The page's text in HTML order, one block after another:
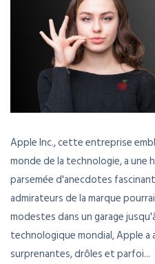
Apple Inc., cette entreprise
monde de la technologie, a une
parsemée d'anecdotes
admirateurs de la marque
modestes dans un garage
technologique mondial, Apple a
surprenantes, drôles et parfoi...